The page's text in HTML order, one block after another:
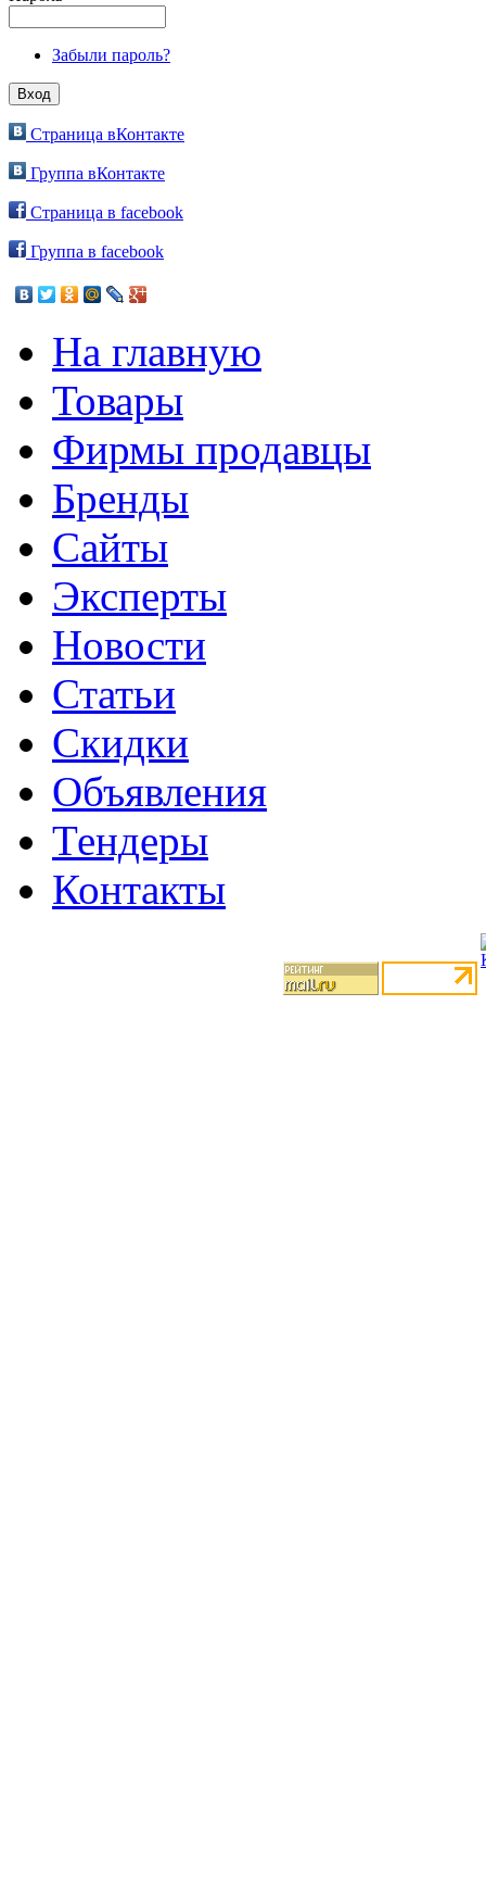
Забыли пароль?
Страница вКонтакте
Группа вКонтакте
Страница в facebook
Группа в facebook
На главную
Товары
Фирмы продавцы
Бренды
Сайты
Эксперты
Новости
Статьи
Скидки
Объявления
Тендеры
Контакты